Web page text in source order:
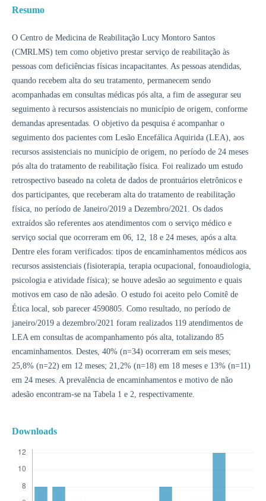
Resumo
O Centro de Medicina de Reabilitação Lucy Montoro Santos
(CMRLMS) tem como objetivo prestar serviço de reabilitação às
pessoas com deficiências físicas incapacitantes. As pessoas atendidas,
quando recebem alta do seu tratamento, permanecem sendo
acompanhadas em consultas médicas pós alta, a fim de assegurar seu
seguimento à recursos assistenciais no município de origem, conforme
demandas apresentadas. O objetivo da pesquisa é acompanhar o
seguimento dos pacientes com Lesão Encefálica Aquirida (LEA), aos
recursos assistenciais no município de origem, no período de 24 meses
pós alta do tratamento de reabilitação física. Foi realizado um estudo
retrospectivo baseado na coleta de dados de prontuários eletrônicos e
dos participantes, que receberam alta do tratamento de reabilitação
física, no período de Janeiro/2019 a Dezembro/2021. Os dados
extraídos são referentes aos atendimentos com o serviço médico e
serviço social que ocorreram em 06, 12, 18 e 24 meses, após a alta.
Dentre eles foram verificados: tipos de encaminhamentos médicos aos
recursos assistenciais (fisioterapia, terapia ocupacional, fonoaudiologia,
psicologia e atividade física); se houve adesão ao seguimento e quais
motivos em caso de não adesão. O estudo foi aceito pelo Comitê de
Ética local, sob parecer 4590805. Como resultado, no período de
janeiro/2019 a dezembro/2021 foram realizados 119 atendimentos de
LEA em consultas de acompanhamento pós alta, totalizando 85
encaminhamentos. Destes, 40% (n=34) ocorreram em seis meses;
25,8% (n=22) em 12 meses; 21,2% (n=18) em 18 meses e 13% (n=11)
em 24 meses. A prevalência de encaminhamentos e motivo de não
adesão encontram-se na Tabela 1 e 2, respectivamente.
Downloads